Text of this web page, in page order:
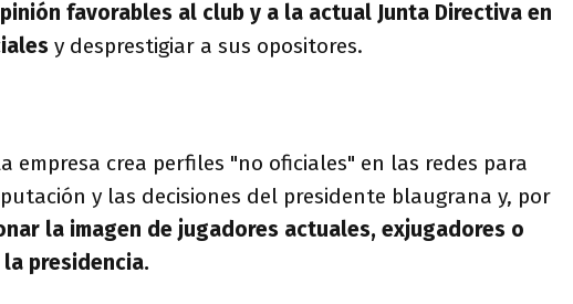
favorables al club y a la actual Junta Directiva en
y desprestigiar a sus opositores.
empresa crea perfiles "no oficiales" en las redes para
y las decisiones del presidente blaugrana y, por
la imagen de jugadores actuales, exjugadores o
presidencia.